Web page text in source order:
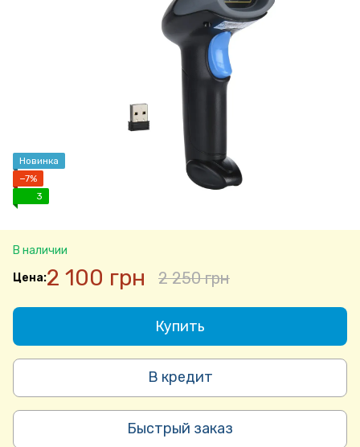
Новинка
−7%
3
В наличии
2 100 грн 2 250 грн
Купить
В кредит
Быстрый заказ